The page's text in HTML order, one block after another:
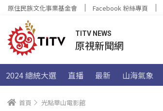
原住民族文化事業基金會 Facebook 粉絲專頁
TITV NEWS
原視新聞網
2024 總統大選 直播 最新 山海氣象
首頁 光點華山電影館